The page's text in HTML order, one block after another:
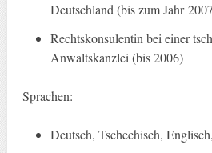
Deutschland (bis zum Jahr
Rechtskonsulentin bei einer
Anwaltskanzlei (bis 2006)
Sprachen:
Deutsch, Tschechisch,